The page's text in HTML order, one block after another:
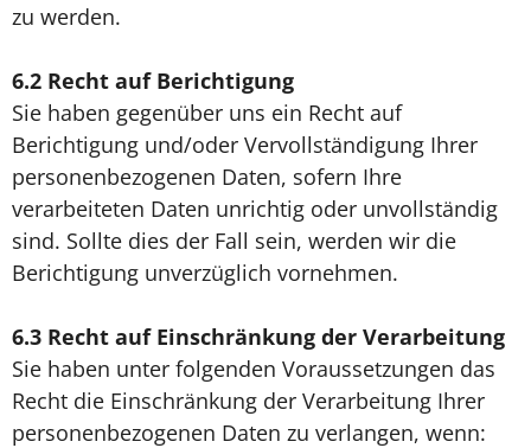
zu werden.
6.2 Recht auf Berichtigung
Sie haben gegenüber uns ein Recht auf
Berichtigung und/oder Vervollständigung Ihrer
personenbezogenen Daten, sofern Ihre
verarbeiteten Daten unrichtig oder unvollständig
sind. Sollte dies der Fall sein, werden wir die
Berichtigung unverzüglich vornehmen.
6.3 Recht auf Einschränkung der Verarbeitung
Sie haben unter folgenden Voraussetzungen das
Recht die Einschränkung der Verarbeitung Ihrer
personenbezogenen Daten zu verlangen, wenn: